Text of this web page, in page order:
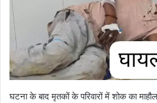
घटना के बाद मृतकों के परिवारों में शोक का